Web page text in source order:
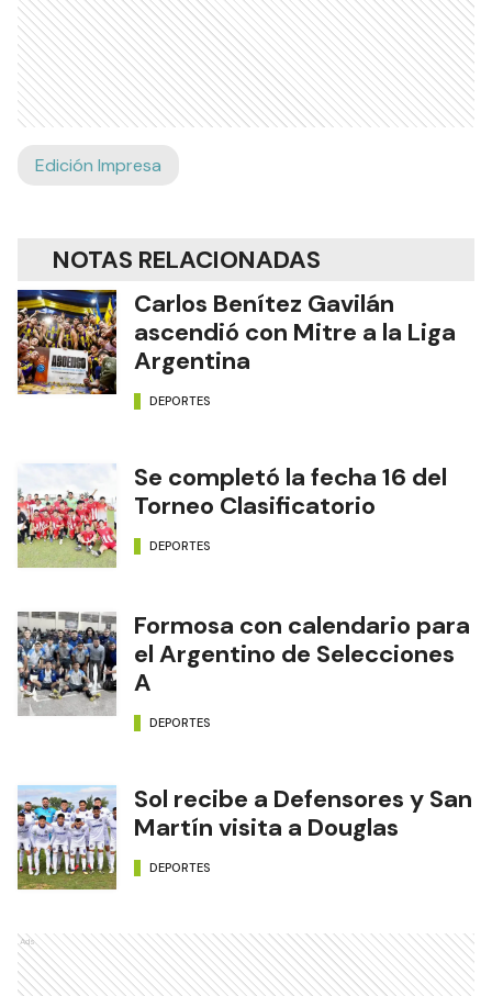
Edición Impresa
NOTAS RELACIONADAS
Carlos Benítez Gavilán
ascendió con Mitre a la Liga
Argentina
DEPORTES
Se completó la fecha 16 del
Torneo Clasificatorio
DEPORTES
Formosa con calendario para
el Argentino de Selecciones
A
DEPORTES
Sol recibe a Defensores y San
Martín visita a Douglas
DEPORTES
Ads